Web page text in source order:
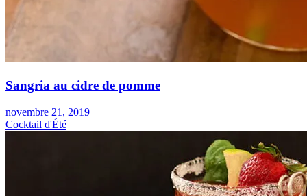
Sangria au cidre de pomme
novembre 21, 2019
Cocktail d'Été